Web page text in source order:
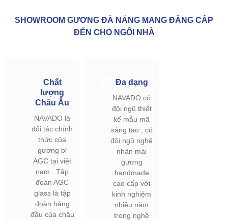
SHOWROOM GƯƠNG ĐÀ NẴNG MANG ĐẲNG CẤP
ĐẾN CHO NGÔI NHÀ
Chất
lượng
Châu Âu
NAVADO là
đối tác chính
thức của
gương bỉ
AGC tại việt
nam . Tập
đoàn AGC
glass là tập
đoàn hàng
đầu của châu
Đa dạng
NAVADO có
đội ngũ thiết
kế mẫu mã
sáng tạo , có
đội ngũ nghệ
nhân mài
gương
handmade
cao cấp với
kinh nghiệm
nhiều năm
trong nghề